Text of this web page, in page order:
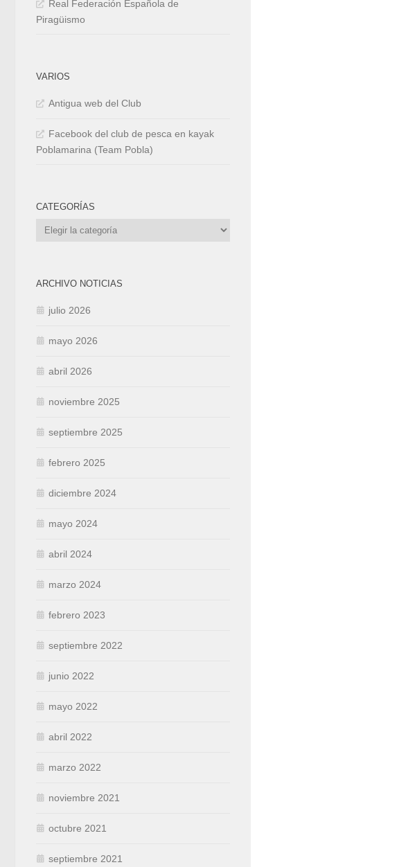
Real Federación Española de
Piragüismo
VARIOS
Antigua web del Club
Facebook del club de pesca en kayak
Poblamarina (Team Pobla)
CATEGORÍAS
Categorías
ARCHIVO NOTICIAS
julio 2026
mayo 2026
abril 2026
noviembre 2025
septiembre 2025
febrero 2025
diciembre 2024
mayo 2024
abril 2024
marzo 2024
febrero 2023
septiembre 2022
junio 2022
mayo 2022
abril 2022
marzo 2022
noviembre 2021
octubre 2021
septiembre 2021